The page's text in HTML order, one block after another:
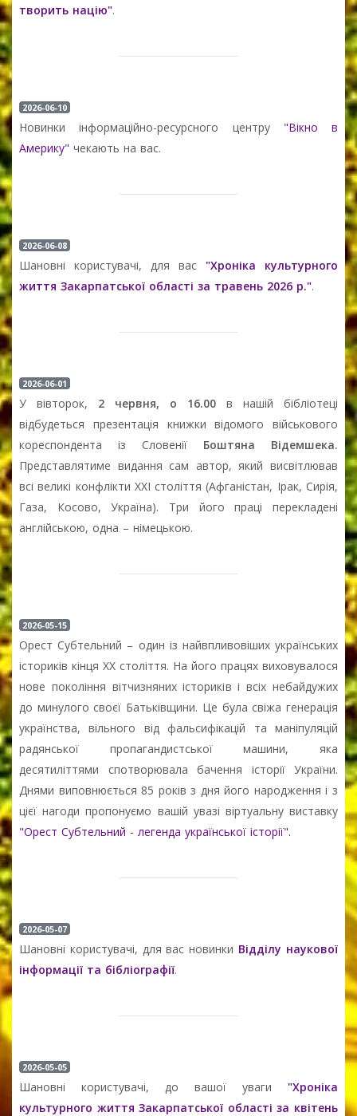
творить націю".
2026-06-10
Новинки інформаційно-ресурсного центру "Вікно в
Америку" чекають на вас.
2026-06-08
Шановні користувачі, для вас "Хроніка культурного
життя Закарпатської області за травень 2026 р.".
2026-06-01
У вівторок, 2 червня, о 16.00 в нашій бібліотеці
відбудеться презентація книжки відомого військового
кореспондента із Словенії Боштяна Відемшека.
Представлятиме видання сам автор, який висвітлював
всі великі конфлікти ХХІ століття (Афганістан, Ірак, Сирія,
Газа, Косово, Україна). Три його праці перекладені
англійською, одна – німецькою.
2026-05-15
Орест Субтельний – один із найвпливовіших українських
істориків кінця XX століття. На його працях виховувалося
нове покоління вітчизняних істориків і всіх небайдужих
до минулого своєї Батьківщини. Це була свіжа генерація
українства, вільного від фальсифікацій та маніпуляцій
радянської пропагандистської машини, яка
десятиліттями спотворювала бачення історії України.
Днями виповнюється 85 років з дня його народження і з
цієї нагоди пропонуємо вашій увазі віртуальну виставку
"Орест Субтельний - легенда української історії".
2026-05-07
Шановні користувачі, для вас новинки Відділу наукової
інформації та бібліографії.
2026-05-05
Шановні користувачі, до вашої уваги "Хроніка
культурного життя Закарпатської області за квітень